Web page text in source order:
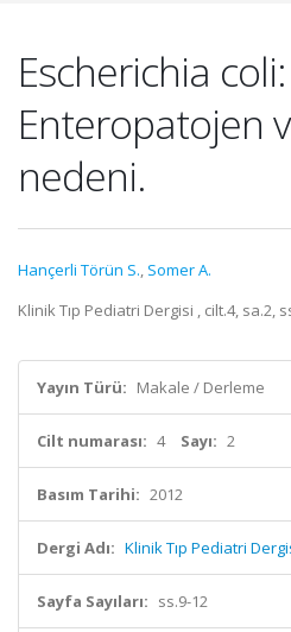
Escherichia coli:
Enteropatojen
nedeni.
Hançerli Törün S., Somer A.
Klinik Tıp Pediatri Dergisi , cilt.4, sa.2,
Yayın Türü: Makale / Derleme
Cilt numarası: 4 Sayı: 2
Basım Tarihi: 2012
Dergi Adı: Klinik Tıp Pediatri
Sayfa Sayıları: ss.9-12